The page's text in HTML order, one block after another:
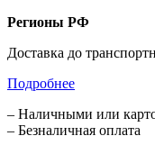
Регионы РФ
Доставка до
Подробнее
– Наличными или
– Безналичная оплата